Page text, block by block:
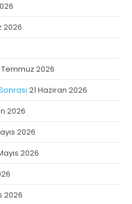
2026
Temmuz 2026
21 Haziran 2026
2026
2026
2026
2026